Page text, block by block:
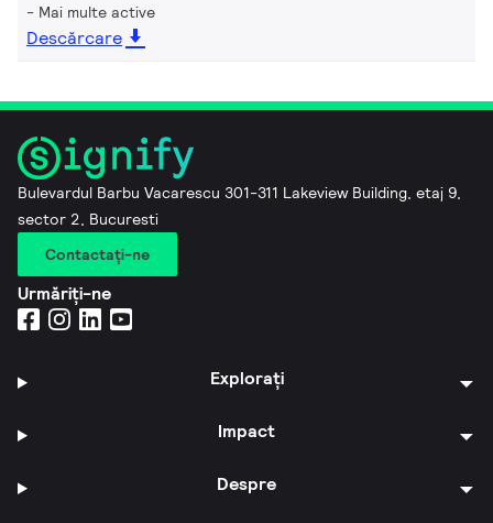
Mai multe active
Descărcare
Bulevardul Barbu Vacarescu 301-311 Lakeview Building, etaj 9,
sector 2, Bucuresti
Contactaţi-ne
Urmăriți-ne
Explorați
Impact
Despre